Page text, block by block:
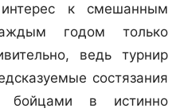
к смешанным
годом только
ведь турнир
состязания
бойцами в истинно